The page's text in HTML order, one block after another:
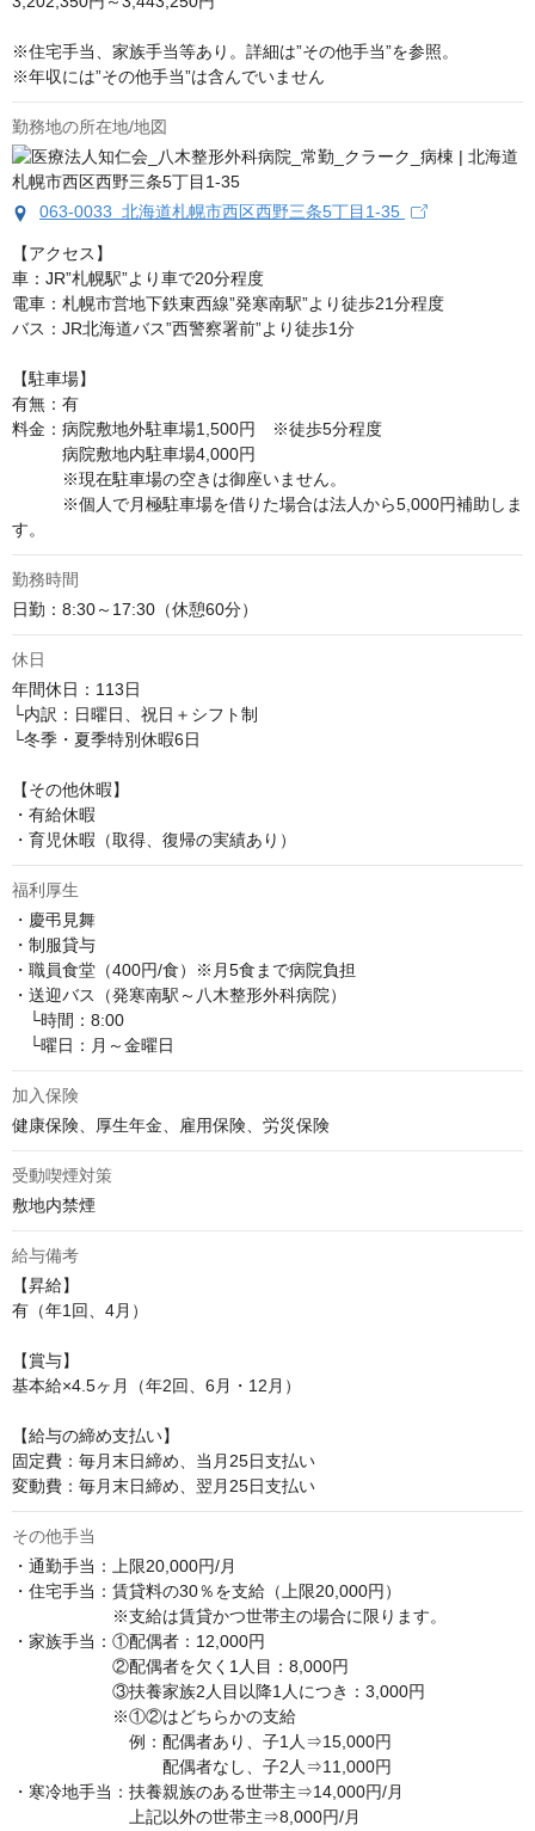
※住宅手当、家族手当等あり。詳細は”その他手当”を参照。
※年収には”その他手当”は含んでいません
勤務地の所在地/地図
063-0033 北海道札幌市西区西野三条5丁目1-35
【アクセス】
車：JR”札幌駅”より車で20分程度
電車：札幌市営地下鉄東西線”発寒南駅”より徒歩21分程度
バス：JR北海道バス”西警察署前”より徒歩1分
【駐車場】
有無：有
料金：病院敷地外駐車場1,500円　※徒歩5分程度
病院敷地内駐車場4,000円
※現在駐車場の空きは御座いません。
※個人で月極駐車場を借りた場合は法人から5,000円補助しま
す。
勤務時間
日勤：8:30～17:30（休憩60分）
休日
年間休日：113日
└内訳：日曜日、祝日＋シフト制
└冬季・夏季特別休暇6日
【その他休暇】
・有給休暇
・育児休暇（取得、復帰の実績あり）
福利厚生
・慶弔見舞
・制服貸与
・職員食堂（400円/食）※月5食まで病院負担
・送迎バス（発寒南駅～八木整形外科病院）
└時間：8:00
└曜日：月～金曜日
加入保険
健康保険、厚生年金、雇用保険、労災保険
受動喫煙対策
敷地内禁煙
給与備考
【昇給】
有（年1回、4月）
【賞与】
基本給×4.5ヶ月（年2回、6月・12月）
【給与の締め支払い】
固定費：毎月末日締め、当月25日支払い
変動費：毎月末日締め、翌月25日支払い
その他手当
・通勤手当：上限20,000円/月
・住宅手当：賃貸料の30％を支給（上限20,000円）
※支給は賃貸かつ世帯主の場合に限ります。
・家族手当：①配偶者：12,000円
②配偶者を欠く1人目：8,000円
③扶養家族2人目以降1人につき：3,000円
※①②はどちらかの支給
例：配偶者あり、子1人⇒15,000円
配偶者なし、子2人⇒11,000円
・寒冷地手当：扶養親族のある世帯主⇒14,000円/月
上記以外の世帯主⇒8,000円/月